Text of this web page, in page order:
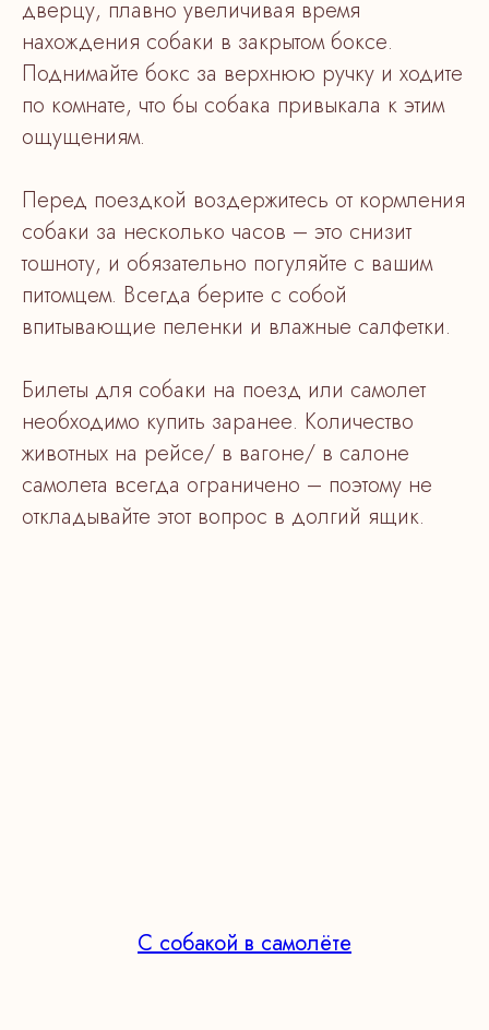
дверцу, плавно увеличивая время
нахождения собаки в закрытом боксе.
Поднимайте бокс за верхнюю ручку и ходите
по комнате, что бы собака привыкала к этим
ощущениям.
Перед поездкой воздержитесь от кормления
собаки за несколько часов – это снизит
тошноту, и обязательно погуляйте с вашим
питомцем. Всегда берите с собой
впитывающие пеленки и влажные салфетки.
Билеты для собаки на поезд или самолет
необходимо купить заранее. Количество
животных на рейсе/ в вагоне/ в салоне
самолета всегда ограничено – поэтому не
откладывайте этот вопрос в долгий ящик.
С собакой в самолёте